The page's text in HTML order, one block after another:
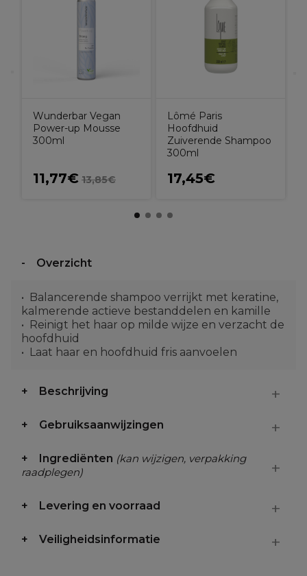
Wunderbar Vegan
Power-up Mousse
300ml
11,77€ 13,85€
Lômé Paris
Hoofdhuid
Zuiverende Shampoo
300ml
17,45€
Overzicht
Balancerende shampoo verrijkt met keratine,
kalmerende actieve bestanddelen en kamille
Reinigt het haar op milde wijze en verzacht de
hoofdhuid
Laat haar en hoofdhuid fris aanvoelen
Beschrijving
Gebruiksaanwijzingen
Ingrediënten (kan wijzigen, verpakking
raadplegen)
Levering en voorraad
Veiligheidsinformatie